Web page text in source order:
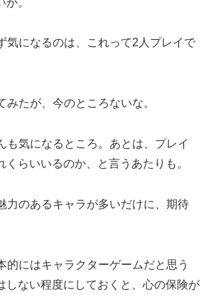
気になるのは、これって2人プレイで
みたが、今のところないな。
も気になるところ。あとは、プレイ
くらいいるのか、と言うあたりも。
力のあるキャラが多いだけに、期待
的にはキャラクターゲームだと思う
しない程度にしておくと、心の保険が